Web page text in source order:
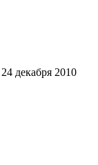
24 декабря 2010